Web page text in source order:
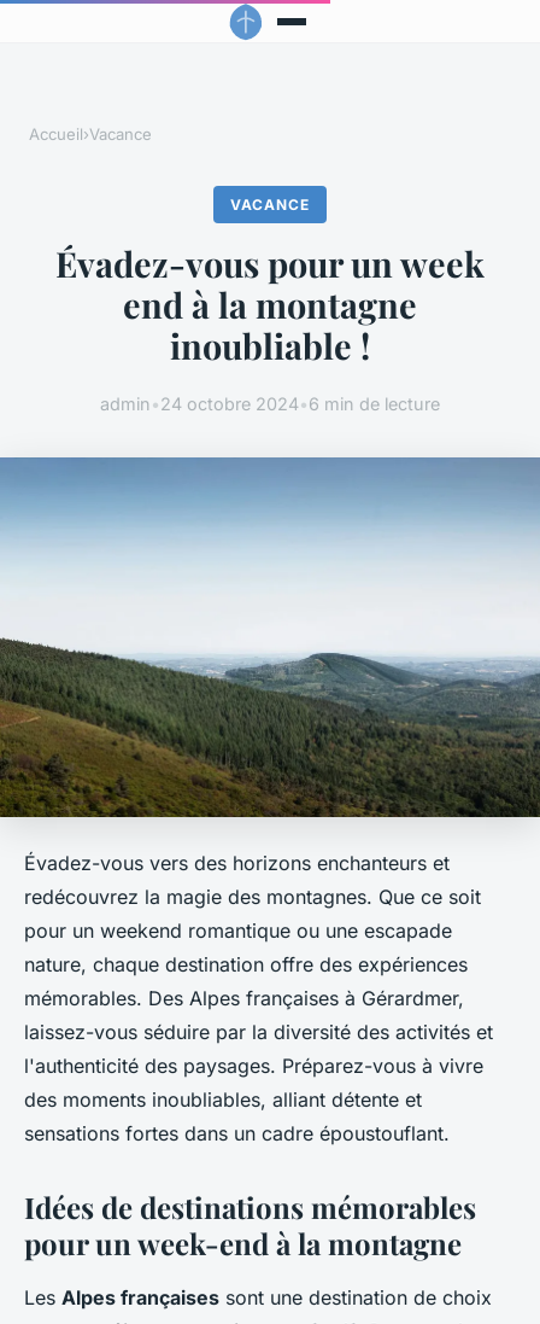
Accueil›Vacance
VACANCE
Évadez-vous pour un week
end à la montagne
inoubliable !
admin•24 octobre 2024•6 min de lecture
Évadez-vous vers des horizons enchanteurs et
redécouvrez la magie des montagnes. Que ce soit
pour un weekend romantique ou une escapade
nature, chaque destination offre des expériences
mémorables. Des Alpes françaises à Gérardmer,
laissez-vous séduire par la diversité des activités et
l'authenticité des paysages. Préparez-vous à vivre
des moments inoubliables, alliant détente et
sensations fortes dans un cadre époustouflant.
Idées de destinations mémorables
pour un week-end à la montagne
Les Alpes françaises sont une destination de choix